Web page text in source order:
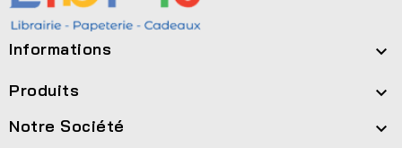
Informations 
Produits 
Notre Société 